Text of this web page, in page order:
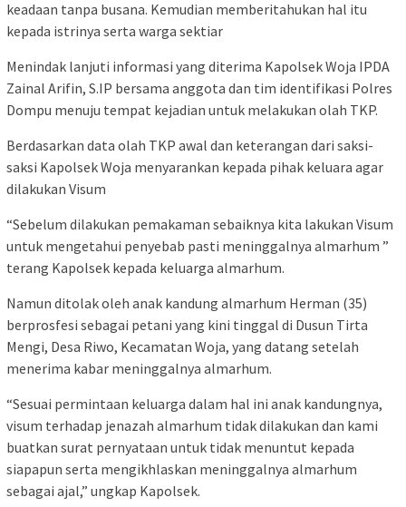
keadaan tanpa busana. Kemudian memberitahukan hal itu
kepada istrinya serta warga sektiar
Menindak lanjuti informasi yang diterima Kapolsek Woja IPDA
Zainal Arifin, S.IP bersama anggota dan tim identifikasi Polres
Dompu menuju tempat kejadian untuk melakukan olah TKP.
Berdasarkan data olah TKP awal dan keterangan dari saksi-
saksi Kapolsek Woja menyarankan kepada pihak keluara agar
dilakukan Visum
“Sebelum dilakukan pemakaman sebaiknya kita lakukan Visum
untuk mengetahui penyebab pasti meninggalnya almarhum ”
terang Kapolsek kepada keluarga almarhum.
Namun ditolak oleh anak kandung almarhum Herman (35)
berprosfesi sebagai petani yang kini tinggal di Dusun Tirta
Mengi, Desa Riwo, Kecamatan Woja, yang datang setelah
menerima kabar meninggalnya almarhum.
“Sesuai permintaan keluarga dalam hal ini anak kandungnya,
visum terhadap jenazah almarhum tidak dilakukan dan kami
buatkan surat pernyataan untuk tidak menuntut kepada
siapapun serta mengikhlaskan meninggalnya almarhum
sebagai ajal,” ungkap Kapolsek.